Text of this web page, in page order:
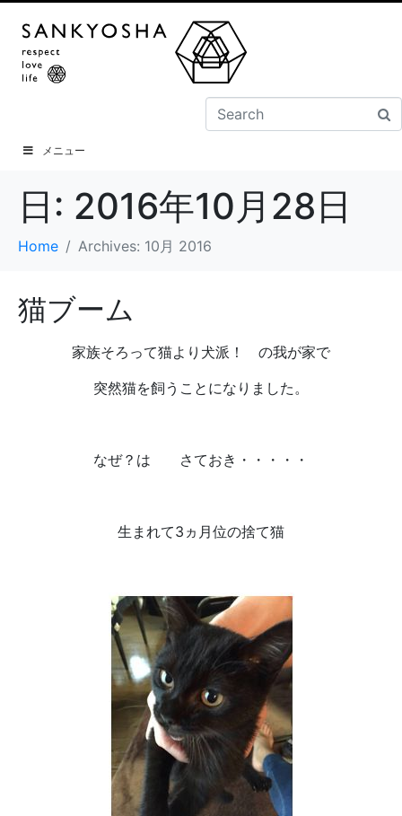
メニュー
日: 2016年10月28日
Home Archives: 10月 2016
猫ブーム
家族そろって猫より犬派！ の我が家で
突然猫を飼うことになりました。
なぜ？は さておき・・・・・
生まれて3ヵ月位の捨て猫